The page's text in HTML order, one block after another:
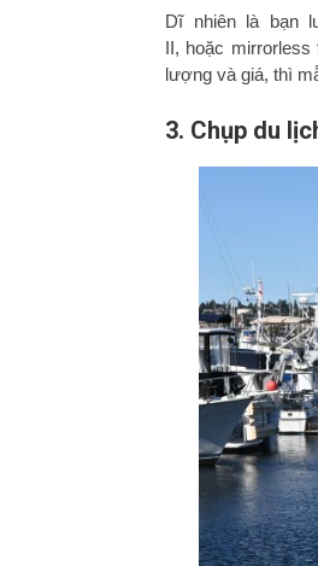
Dĩ nhiên là bạn
II, hoặc mirrorless
lượng và giá, thì
3. Chụp du